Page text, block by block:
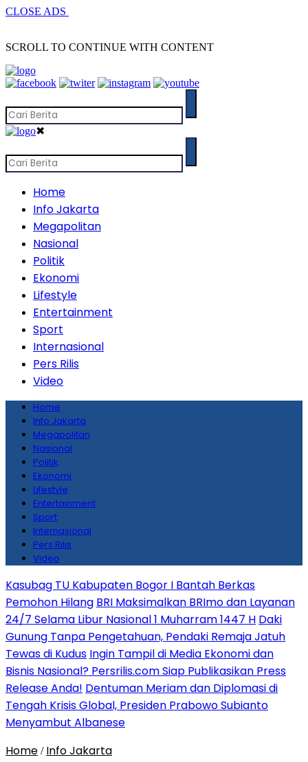
CLOSE ADS
SCROLL TO CONTINUE WITH CONTENT
✖
Home
Info Jakarta
Megapolitan
Nasional
Politik
Ekonomi
Lifestyle
Entertainment
Sport
Internasional
Pers Rilis
Video
Home
Info Jakarta
Megapolitan
Nasional
Politik
Ekonomi
Lifestyle
Entertainment
Sport
Internasional
Pers Rilis
Video
Kasubag TU Kabupaten Bogor I Bantah Berkas
Pemohon Hilang BRI Maksimalkan BRImo dan Layanan
24/7 Selama Libur Nasional 1 Muharram 1447 H Daki
Gunung Tanpa Pengetahuan, Pendaki Remaja Jatuh
Tewas di Kudus Ingin Tampil di Media Ekonomi dan
Bisnis Nasional? Persrilis.com Siap Publikasikan Press
Release Anda! Dentuman Meriam dan Diplomasi di
Tengah Krisis Global, Presiden Prabowo Subianto
Menyambut Albanese
Home / Info Jakarta